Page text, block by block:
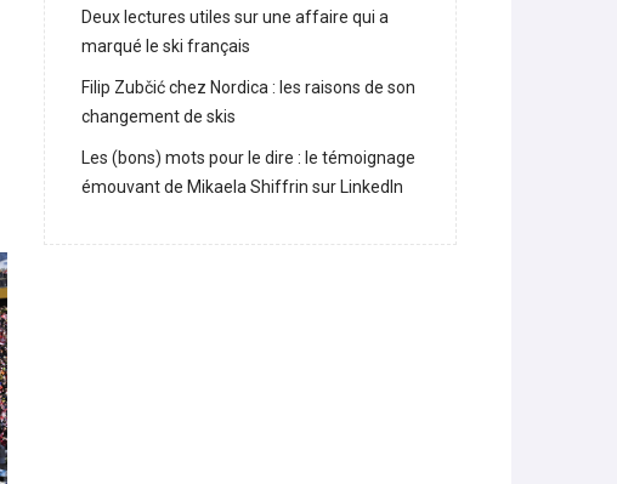
Deux lectures utiles sur une affaire qui a
marqué le ski français
Filip Zubčić chez Nordica : les raisons de son
changement de skis
Les (bons) mots pour le dire : le témoignage
émouvant de Mikaela Shiffrin sur LinkedIn